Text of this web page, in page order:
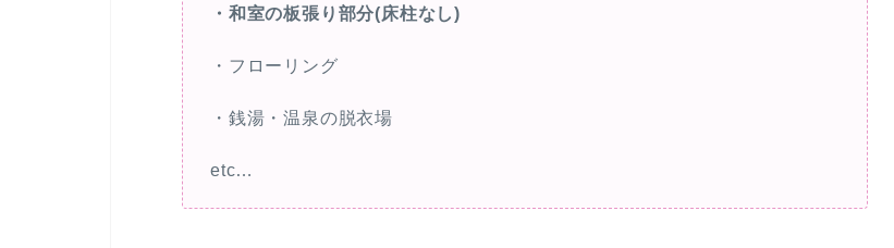
・和室の板張り部分(床柱なし)
・フローリング
・銭湯・温泉の脱衣場
etc…